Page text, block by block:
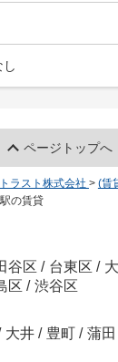
し
ページトップへ
ラスト株式会社 > (賃
の賃貸
谷区 / 台東区 /
区 / 渋谷区
大井 / 豊町 / 蒲田